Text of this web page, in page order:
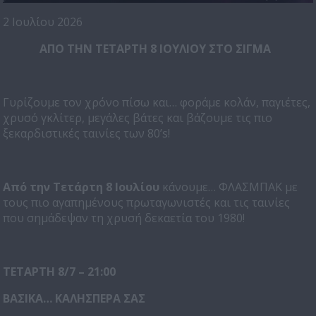
2 Ιουλίου 2026
ΑΠΟ ΤΗΝ ΤΕΤΑΡΤΗ 8 ΙΟΥΛΙΟΥ ΣΤΟ ΣΙΓΜΑ
Γυρίζουμε τον χρόνο πίσω και… φοράμε κολάν, παγιέτες,
χρυσό γκλίτερ, μεγάλες βάτες και βάζουμε τις πιο
ξεκαρδιστικές ταινίες των 80’s!
Από την Τετάρτη 8 Ιουλίου κάνουμε… ΦΛΑΣΜΠΑΚ με
τους πιο αγαπημένους πρωταγωνιστές και τις ταινίες
που σημάδεψαν τη χρυσή δεκαετία του 1980!
ΤΕΤΑΡΤΗ 8/7 – 21:00
ΒΑΣΙΚΑ… ΚΑΛΗΣΠΕΡΑ ΣΑΣ